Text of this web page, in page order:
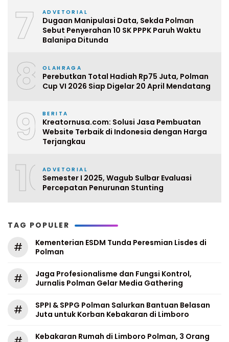
7 ADVETORIAL
Dugaan Manipulasi Data, Sekda Polman
Sebut Penyerahan 10 SK PPPK Paruh Waktu
Balanipa Ditunda
8 OLAHRAGA
Perebutkan Total Hadiah Rp75 Juta, Polman
Cup VI 2026 Siap Digelar 20 April Mendatang
9 BERITA
Kreatornusa.com: Solusi Jasa Pembuatan
Website Terbaik di Indonesia dengan Harga
Terjangkau
10ADVETORIAL
Semester I 2025, Wagub Sulbar Evaluasi
Percepatan Penurunan Stunting
TAG POPULER
#
Kementerian ESDM Tunda Peresmian Lisdes di
Polman
#
Jaga Profesionalisme dan Fungsi Kontrol,
Jurnalis Polman Gelar Media Gathering
#
SPPI & SPPG Polman Salurkan Bantuan Belasan
Juta untuk Korban Kebakaran di Limboro
Kebakaran Rumah di Limboro Polman, 3 Orang